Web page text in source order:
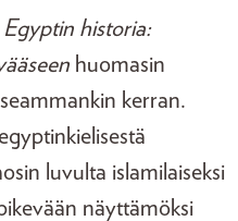
Egyptin historia:
huomasin
kerran.
luvulta islamilaiseksi
näyttämöksi